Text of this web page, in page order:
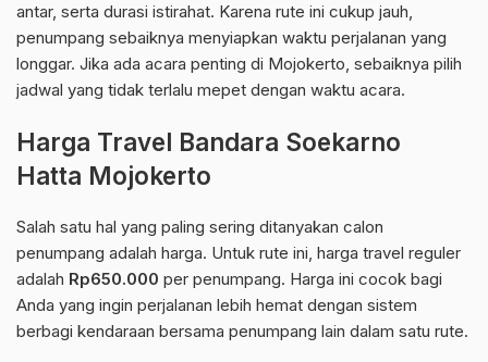
antar, serta durasi istirahat. Karena rute ini cukup jauh,
penumpang sebaiknya menyiapkan waktu perjalanan yang
longgar. Jika ada acara penting di Mojokerto, sebaiknya pilih
jadwal yang tidak terlalu mepet dengan waktu acara.
Harga Travel Bandara Soekarno
Hatta Mojokerto
Salah satu hal yang paling sering ditanyakan calon
penumpang adalah harga. Untuk rute ini, harga travel reguler
adalah Rp650.000 per penumpang. Harga ini cocok bagi
Anda yang ingin perjalanan lebih hemat dengan sistem
berbagi kendaraan bersama penumpang lain dalam satu rute.